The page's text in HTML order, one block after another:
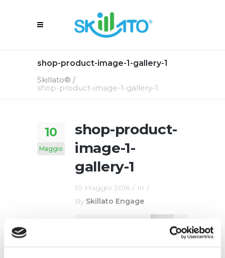
shop-product-image-1-gallery-1
Skillato® /
shop-product-image-1-gallery-1
10
Maggio
shop-product-
image-1-
gallery-1
10 Maggio 2016
In
By Skillato Engage